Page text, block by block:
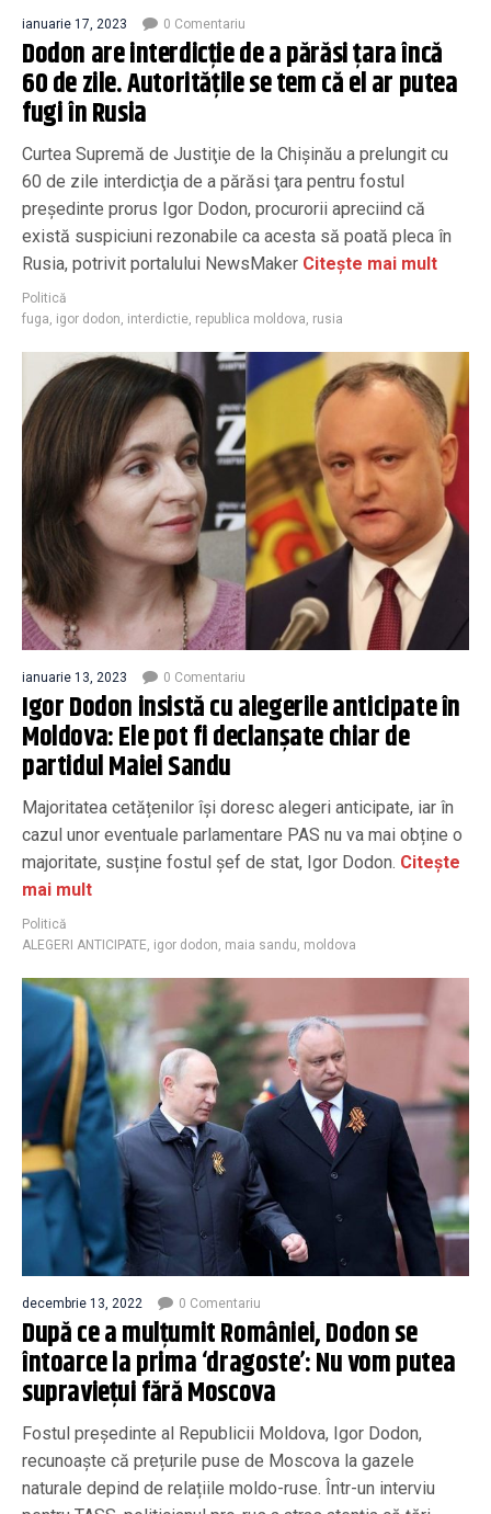
ianuarie 17, 2023 0 Comentariu
Dodon are interdicţie de a părăsi ţara încă
60 de zile. Autoritățile se tem că el ar putea
fugi în Rusia
Curtea Supremă de Justiţie de la Chişinău a prelungit cu
60 de zile interdicţia de a părăsi ţara pentru fostul
preşedinte prorus Igor Dodon, procurorii apreciind că
există suspiciuni rezonabile ca acesta să poată pleca în
Rusia, potrivit portalului NewsMaker Citește mai mult
Politică
fuga, igor dodon, interdictie, republica moldova, rusia
ianuarie 13, 2023 0 Comentariu
Igor Dodon insistă cu alegerile anticipate în
Moldova: Ele pot fi declanșate chiar de
partidul Maiei Sandu
Majoritatea cetățenilor își doresc alegeri anticipate, iar în
cazul unor eventuale parlamentare PAS nu va mai obține o
majoritate, susține fostul șef de stat, Igor Dodon. Citește
mai mult
Politică
ALEGERI ANTICIPATE, igor dodon, maia sandu, moldova
decembrie 13, 2022 0 Comentariu
După ce a mulțumit României, Dodon se
întoarce la prima ‘dragoste’: Nu vom putea
supraviețui fără Moscova
Fostul președinte al Republicii Moldova, Igor Dodon,
recunoaște că prețurile puse de Moscova la gazele
naturale depind de relațiile moldo-ruse. Într-un interviu